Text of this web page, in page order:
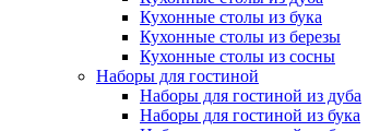
Кухонные столы из бука
Кухонные столы из березы
Кухонные столы из сосны
Наборы для гостиной
Наборы для гостиной из дуба
Наборы для гостиной из бука